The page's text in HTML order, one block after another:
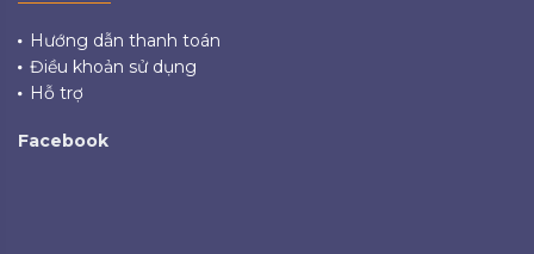
Hướng dẫn thanh toán
Điều khoản sử dụng
Hỗ trợ
Facebook